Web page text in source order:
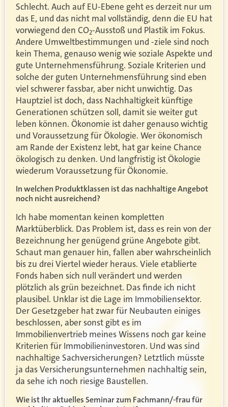
Schlecht. Auch auf EU-Ebene geht es derzeit nur um
das E, und das nicht mal vollständig, denn die EU hat
vorwiegend den CO2-Ausstoß und Plastik im Fokus.
Andere Umweltbestimmungen und -ziele sind noch
kein Thema, genauso wenig wie soziale Aspekte und
gute Unternehmensführung. Soziale Kriterien und
solche der guten Unternehmensführung sind eben
viel schwerer fassbar, aber nicht unwichtig. Das
Hauptziel ist doch, dass Nachhaltigkeit künftige
Generationen schützen soll, damit sie weiter gut
leben können. Ökonomie ist daher genauso wichtig
und Voraussetzung für Ökologie. Wer ökonomisch
am Rande der Existenz lebt, hat gar keine Chance
ökologisch zu denken. Und langfristig ist Ökologie
wiederum Voraussetzung für Ökonomie.
In welchen Produktklassen ist das nachhaltige Angebot
noch nicht ausreichend?
Ich habe momentan keinen kompletten
Marktüberblick. Das Problem ist, dass es rein von der
Bezeichnung her genügend grüne Angebote gibt.
Schaut man genauer hin, fallen aber wahrscheinlich
bis zu drei Viertel wieder heraus. Viele etablierte
Fonds haben sich null verändert und werden
plötzlich als grün bezeichnet. Das finde ich nicht
plausibel. Unklar ist die Lage im Immobiliensektor.
Der Gesetzgeber hat zwar für Neubauten einiges
beschlossen, aber sonst gibt es im
Immobilienvertrieb meines Wissens noch gar keine
Kriterien für Immobilieninvestoren. Und was sind
nachhaltige Sachversicherungen? Letztlich müsste
ja das Versicherungsunternehmen nachhaltig sein,
da sehe ich noch riesige Baustellen.
Wie ist Ihr aktuelles Seminar zum Fachmann/-frau für